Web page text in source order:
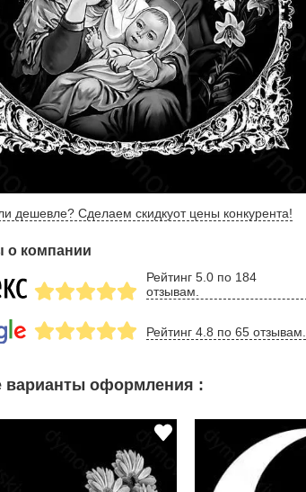
дешевле? Сделаем скидкуот цены конкурента!
о компании
Рейтинг 5.0 по 184
отзывам.
Рейтинг 4.8 по 65 отзывам.
варианты оформления :